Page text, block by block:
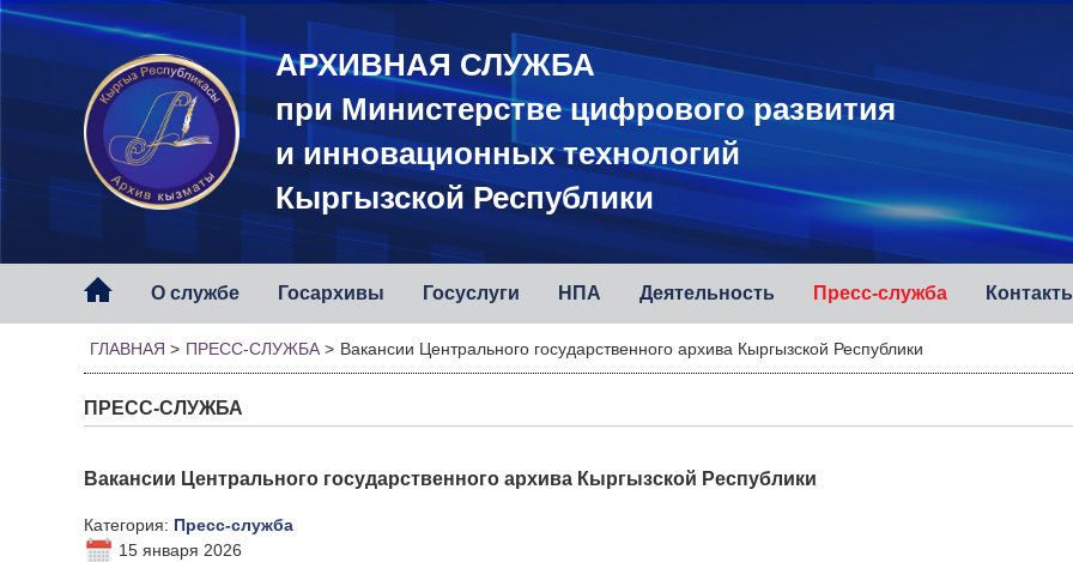
АРХИВНАЯ СЛУЖБА
при Министерстве цифрового развития
и инновационных технологий
Кыргызской Республики
О службе Госархивы Госуслуги НПА Деятельность Пресс-служба
ГЛАВНАЯ > ПРЕСС-СЛУЖБА > Вакансии Центрального государственного архива Кыргызской Республики
ПРЕСС-СЛУЖБА
Вакансии Центрального государственного архива Кыргызской Республики
Категория: Пресс-служба
15 января 2026